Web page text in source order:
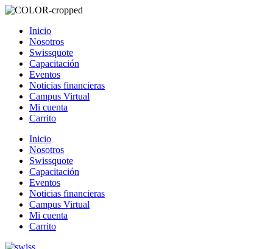
Inicio
Nosotros
Swissquote
Capacitación
Eventos
Noticias financieras
Campus Virtual
Mi cuenta
Carrito
Inicio
Nosotros
Swissquote
Capacitación
Eventos
Noticias financieras
Campus Virtual
Mi cuenta
Carrito